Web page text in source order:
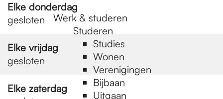
Werk & studeren
Studeren
Studies
Wonen
Verenigingen
Bijbaan
Uitgaan
Elke donderdag
gesloten
Elke vrijdag
gesloten
Elke zaterdag